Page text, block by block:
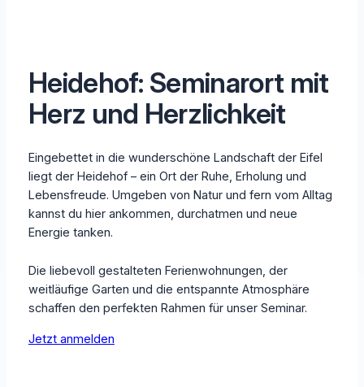
Heidehof: Seminarort mit
Herz und Herzlichkeit
Eingebettet in die wunderschöne Landschaft der Eifel
liegt der Heidehof – ein Ort der Ruhe, Erholung und
Lebensfreude. Umgeben von Natur und fern vom Alltag
kannst du hier ankommen, durchatmen und neue
Energie tanken.
Die liebevoll gestalteten Ferienwohnungen, der
weitläufige Garten und die entspannte Atmosphäre
schaffen den perfekten Rahmen für unser Seminar.
Jetzt anmelden